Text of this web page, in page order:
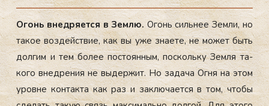
Огонь внед­ря­ет­ся в Зем­лю.Огонь силь­нее Зем­ли, но
та­кое воз­дей­ствие, как вы уже зна­ете, не мо­жет быть
дол­гим и тем бо­лее пос­то­ян­ным, пос­коль­ку Зем­ля та­
ко­го внед­ре­ния не вы­дер­жит. Но за­да­ча Ог­ня на этом
уров­не кон­так­та как раз и зак­лю­ча­ет­ся в том, что­бы